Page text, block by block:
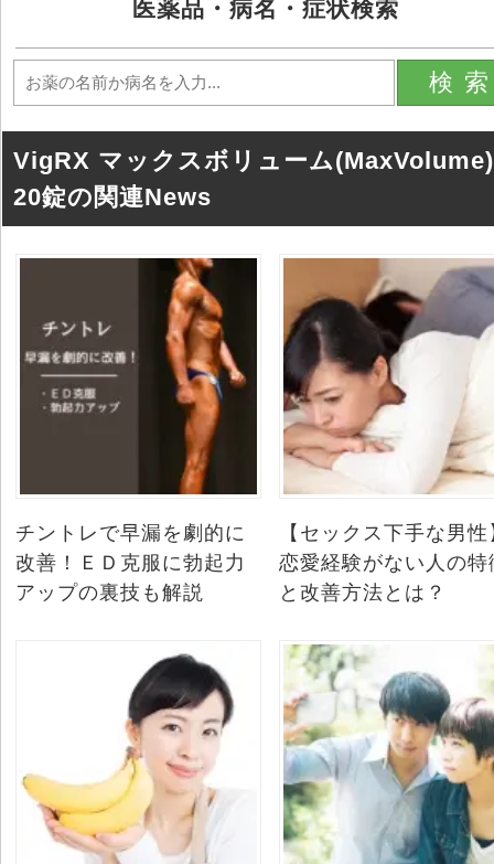
医薬品・病名・症状検索
検
VigRX マックスボリューム
20錠の関連News
チントレで早漏を劇的に
改善！ＥＤ克服に勃起力
アップの裏技も解説
【セックス下手な男性
恋愛経験がない人の特
と改善方法とは？